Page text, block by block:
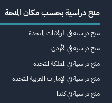
منح دراسية بحسب مكان المنحة
منح دراسية في الولايات المتحدة
منح دراسية في الأردن
منح دراسية في المملكة المتحدة
منح دراسية في الإمارات العربية المتحدة
منح دراسية في كندا